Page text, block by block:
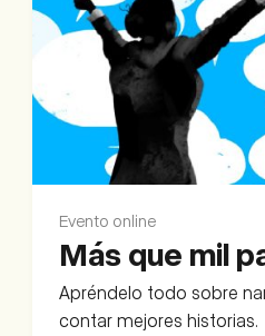
Evento online
Más que mil
Apréndelo todo sobre
contar mejores historias.